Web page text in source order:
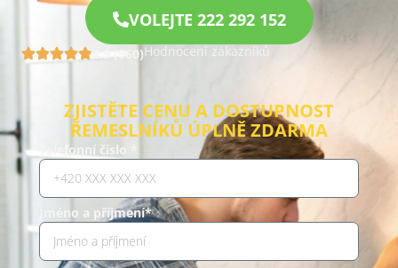
VOLEJTE 222 292 152
4.9 (960)Hodnocení zákazníků
ZJISTĚTE CENU A DOSTUPNOST
ŘEMESLNÍKŮ ÚPLNĚ ZDARMA
Telefonní číslo *
Jméno a příjmení*